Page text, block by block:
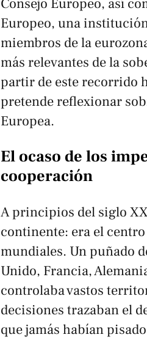
Consejo Europeo, así
Europeo, una
miembros de la
más relevantes de la
partir de este recorrido
pretende reflexionar
Europea.
El ocaso de los
cooperación
A principios del siglo
continente: era el
mundiales. Un puñado
Unido, Francia,
controlaba vastos
decisiones trazaban el
que jamás habían